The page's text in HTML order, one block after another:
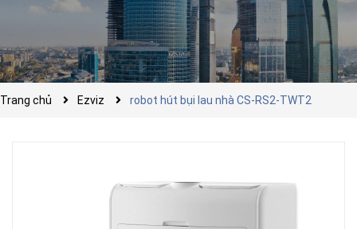
Trang chủ Ezviz robot hút bụi lau nhà CS-RS2-TWT2